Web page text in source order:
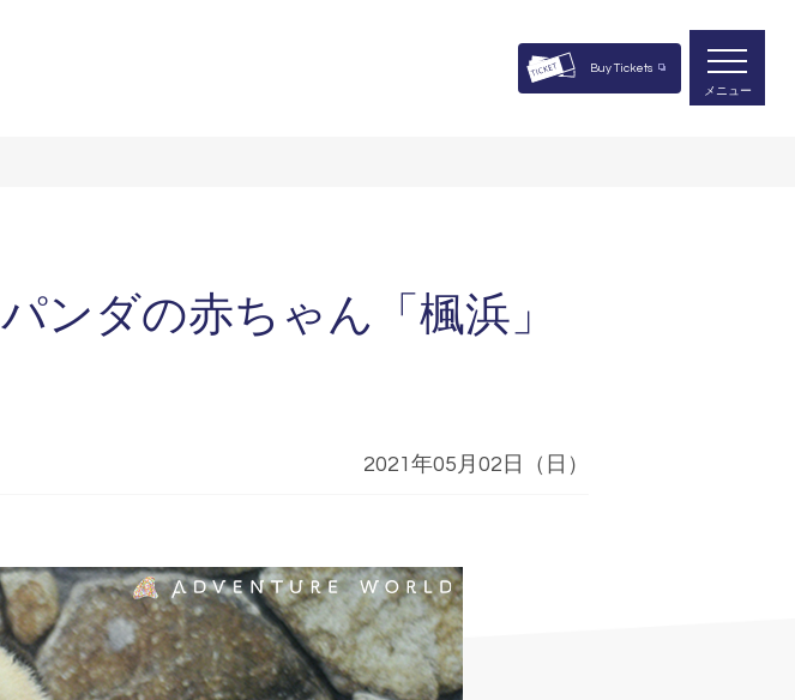
Buy Tickets
メニュー
ンダの赤ちゃん「楓浜」
2021年05月02日（日）